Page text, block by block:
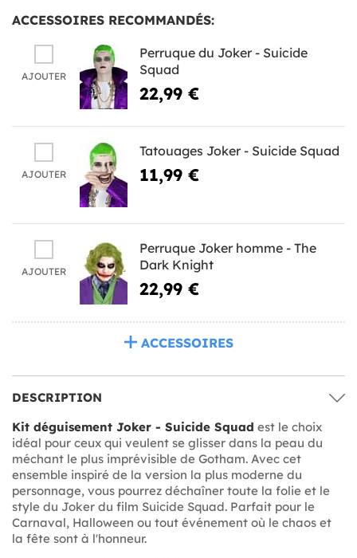
ACCESSOIRES RECOMMANDÉS:
AJOUTER
Perruque du Joker - Suicide
Squad
22,99 €
AJOUTER
Tatouages Joker - Suicide Squad
11,99 €
AJOUTER
Perruque Joker homme - The
Dark Knight
22,99 €
ACCESSOIRES
DESCRIPTION
Kit déguisement Joker - Suicide Squad est le choix
idéal pour ceux qui veulent se glisser dans la peau du
méchant le plus imprévisible de Gotham. Avec cet
ensemble inspiré de la version la plus moderne du
personnage, vous pourrez déchaîner toute la folie et le
style du Joker du film Suicide Squad. Parfait pour le
Carnaval, Halloween ou tout événement où le chaos et
la fête sont à l'honneur.